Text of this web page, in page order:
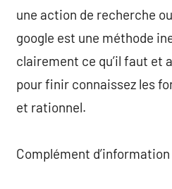
une action de recherche
google est une méthode
clairement ce qu’il faut et
pour finir connaissez les
et rationnel.
Complément